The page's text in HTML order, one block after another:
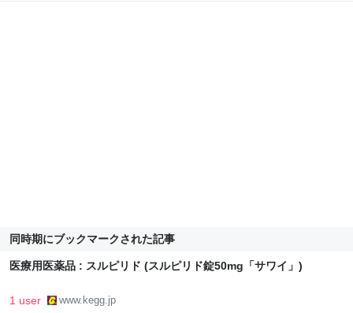
同時期にブックマークされた記事
医療用医薬品 : スルピリド (スルピリド錠50mg「サワイ」)
1 user www.kegg.jp